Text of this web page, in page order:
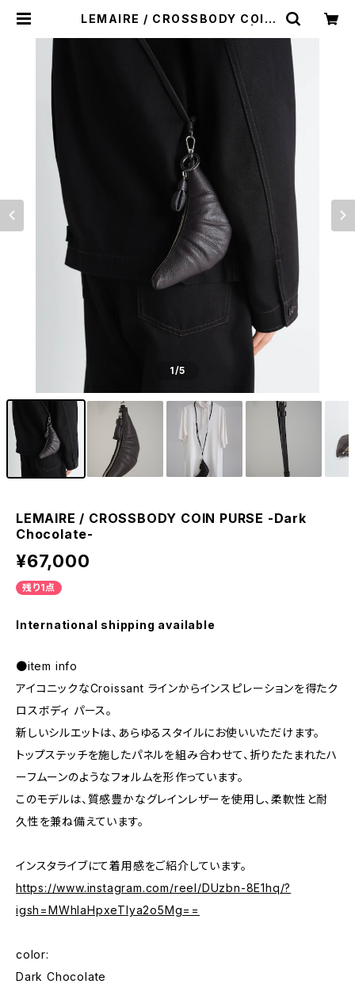
LEMAIRE / CROSSBODY COIN
VILLA ROUGE
1/5
LEMAIRE / CROSSBODY COIN PURSE -Dark
Chocolate-
¥67,000
残り1点
International shipping available
●item info
アイコニックなCroissant ラインからインスピレーションを得たク
ロスボディ パース。
新しいシルエットは、あらゆるスタイルにお使いいただけます。
トップステッチを施したパネルを組み合わせて、折りたたまれたハ
ーフムーンのようなフォルムを形作っています。
このモデルは、質感豊かなグレインレザーを使用し、柔軟性と耐
久性を兼ね備えています。
インスタライブにて着用感をご紹介しています。
https://www.instagram.com/reel/DUzbn-8E1hq/?
igsh=MWhlaHpxeTlya2o5Mg==
color:
Dark Chocolate